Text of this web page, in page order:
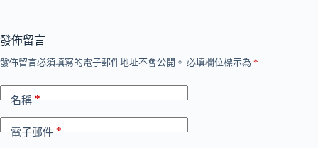
發佈留言
發佈留言必須填寫的電子郵件地址不會公開。 必填欄位標示為 *
名稱*
電子郵件*